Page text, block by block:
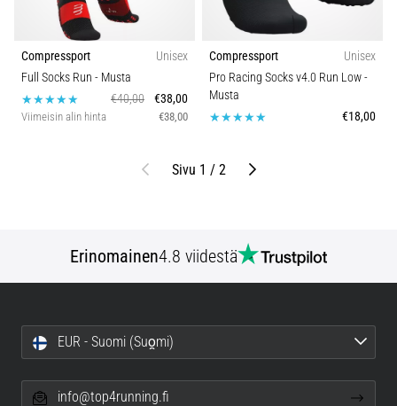
Compressport
Unisex
Full Socks Run - Musta
€40,00
€38,00
Viimeisin alin hinta €38,00
Compressport
Unisex
Pro Racing Socks v4.0 Run Low-
Musta
€18,00
EdellinenSivu 1 / 2 Seuraava
Erinomainen4.8 viidestä
EUR - Suomi (Suo̯mi)
info@top4running.fi